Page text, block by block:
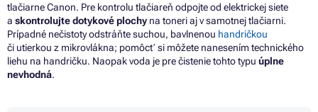
tlačiarne Canon. Pre kontrolu tlačiareň odpojte od elektrickej siete
a skontrolujte dotykové plochy na toneri aj v samotnej tlačiarni.
Prípadné nečistoty odstráňte suchou, bavlnenou handričkou
či utierkou z mikrovlákna; pomôcť si môžete nanesením technického
liehu na handričku. Naopak voda je pre čistenie tohto typu úplne
nevhodná.